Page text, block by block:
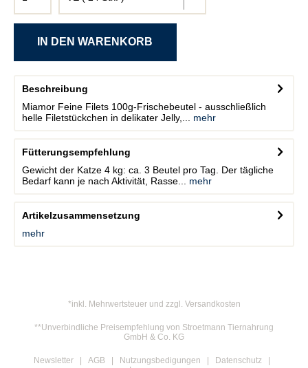
Beschreibung
Miamor Feine Filets 100g-Frischebeutel - ausschließlich
helle Filetstückchen in delikater Jelly,...
mehr
Fütterungsempfehlung
Gewicht der Katze 4 kg: ca. 3 Beutel pro Tag. Der tägliche
Bedarf kann je nach Aktivität, Rasse...
mehr
Artikelzusammensetzung
mehr
*inkl. Mehrwertsteuer und zzgl. Versandkosten
**Unverbindliche Preisempfehlung von Stroetmann Tiernahrung
GmbH & Co. KG
Newsletter AGB Nutzungsbedigungen
Datenschutz